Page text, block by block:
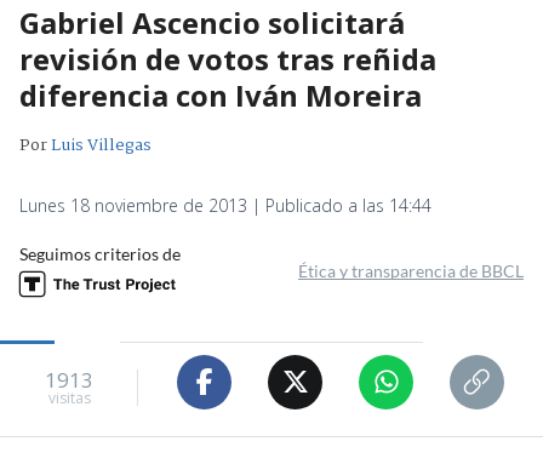
Gabriel Ascencio solicitará
revisión de votos tras reñida
diferencia con Iván Moreira
PorLuis Villegas
Lunes 18 noviembre de 2013 | Publicado a las 14:44
Seguimos criterios de
Ética y transparencia de BBCL
1913
visitas